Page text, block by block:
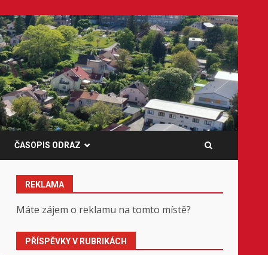
ČASOPIS ODRAZ
REKLAMA
Máte zájem o reklamu na tomto místě?
PŘÍSPĚVKY V RUBRIKÁCH